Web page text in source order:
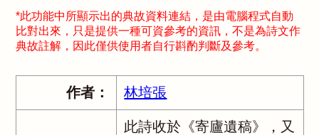
*此功能中所顯示出的典故資料連結，是由電腦程式自動
比對出來，只是提供一種可資參考的資訊，不是為詩文作
典故註解，因此僅供使用者自行斟酌判斷及參考。
作者： 林培張
此詩收於《寄廬遺稿》，又